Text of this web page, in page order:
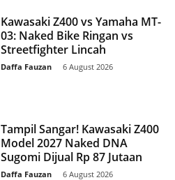
Kawasaki Z400 vs Yamaha MT-
03: Naked Bike Ringan vs
Streetfighter Lincah
Daffa Fauzan 6 August 2026
Tampil Sangar! Kawasaki Z400
Model 2027 Naked DNA
Sugomi Dijual Rp 87 Jutaan
Daffa Fauzan 6 August 2026